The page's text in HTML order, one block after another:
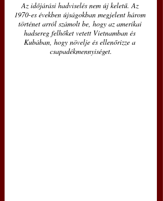
Az időjárási hadviselés nem új keletű. Az
1970-es években újságokban megjelent három
történet arról számolt be, hogy az amerikai
hadsereg felhőket vetett Vietnamban és
Kubában, hogy növelje és ellenőrizze a
csapadékmennyiséget.